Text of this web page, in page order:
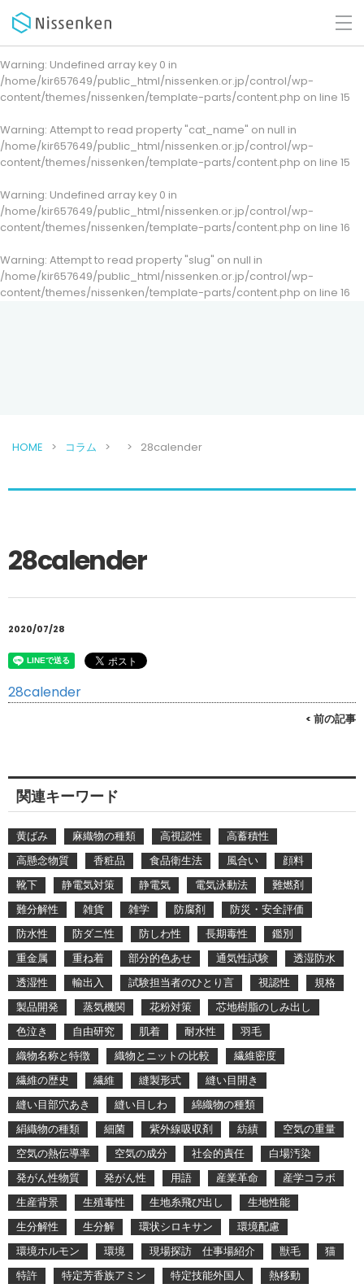
Warning: Undefined array key 0 in
/home/kir657649/public_html/nissenken.or.jp/control/wp-
content/themes/nissenken/template-parts/content.php on line 15
Warning: Attempt to read property "cat_name" on null in
/home/kir657649/public_html/nissenken.or.jp/control/wp-
content/themes/nissenken/template-parts/content.php on line 15
Warning: Undefined array key 0 in
/home/kir657649/public_html/nissenken.or.jp/control/wp-
content/themes/nissenken/template-parts/content.php on line 16
Warning: Attempt to read property "slug" on null in
/home/kir657649/public_html/nissenken.or.jp/control/wp-
content/themes/nissenken/template-parts/content.php on line 16
HOME コラム 28calender
28calender
2020/07/28
28calender
< 前の記事
関連キーワード
黄ばみ 麻織物の種類 高視認性
高蓄積性
高懸念物質
香粧品 食品衛生法 風合い
顔料
靴下
静電気対策 静電気 電気泳動法
難燃剤
難分解性
雑貨 雑学 防腐剤
防災・安全評価
防水性
防ダニ性 防しわ性 長期毒性
鑑別
重金属
重ね着 部分的色あせ 通気性試験
透湿防水
透湿性
輸出入 試験担当者のひとり言 視認性
規格
製品開発
蒸気機関 花粉対策
芯地樹脂のしみ出し
色泣き
自由研究 肌着 耐水性
羽毛
織物名称と特徴
織物とニットの比較
繊維密度
繊維の歴史
繊維 縫製形式
縫い目開き
縫い目部穴あき
縫い目しわ
綿織物の種類
絹織物の種類
細菌 紫外線吸収剤 紡績
空気の重量
空気の熱伝導率
空気の成分 社会的責任
白場汚染
発がん性物質
発がん性 用語 産業革命
産学コラボ
生産背景
生殖毒性 生地糸飛び出し
生地性能
生分解性
生分解 環状シロキサン
環境配慮
環境ホルモン
環境 現場探訪 仕事場紹介 獣毛
猫
特許
特定芳香族アミン 特定技能外国人
熱移動